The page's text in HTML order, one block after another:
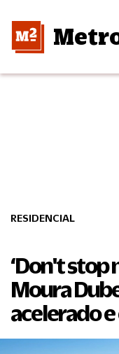
RESIDENCIAL
‘Don't stop
Moura
acelerado